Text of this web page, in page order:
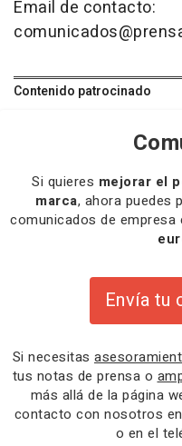
Email de contacto:
Contenido patrocinado
Si quieres mejorar el
marca, ahora puedes
comunicados de empresa
Envía tu
Si necesitas
tus notas de prensa o
más allá de la página
contacto con nosotros en
o en el